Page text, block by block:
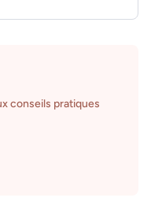
conseils pratiques